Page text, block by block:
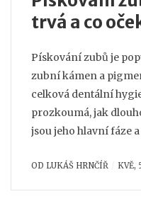
trvá a co
Pískování zubů je
zubní kámen a
celková dentální
prozkoumá, jak
jsou jeho hlavní fáze
tomto zákroku a
OD LUKÁŠ HRNČÍŘ KVĚ,